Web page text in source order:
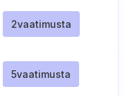
2vaatimusta
5vaatimusta